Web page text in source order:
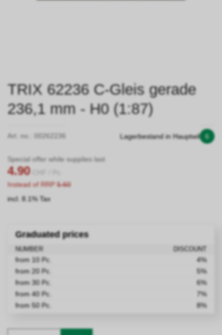
TRIX 62236 C-Gleis gerade
236,1 mm - H0 (1:87)
Art. no.: 00262236 Lagerbestand in Hauptwil 6
Special offer while supplies last
4.90
Instead of RRP 5.60
incl. 8.1% Tax
Graduated prices
NUMBER DISCOUNT
from 10 Pc.
4%
from 20 Pc.
5%
from 30 Pc.
6%
from 40 Pc.
7%
from 50 Pc.
8%